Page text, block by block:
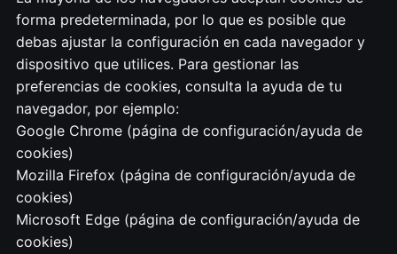
forma predeterminada, por lo que es posible que
debas ajustar la configuración en cada navegador y
dispositivo que utilices. Para gestionar las
preferencias de cookies, consulta la ayuda de tu
navegador, por ejemplo:
Google Chrome (página de configuración/ayuda de
cookies)
Mozilla Firefox (página de configuración/ayuda de
cookies)
Microsoft Edge (página de configuración/ayuda de
cookies)